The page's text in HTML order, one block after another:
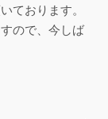
ております。
ので、今しば